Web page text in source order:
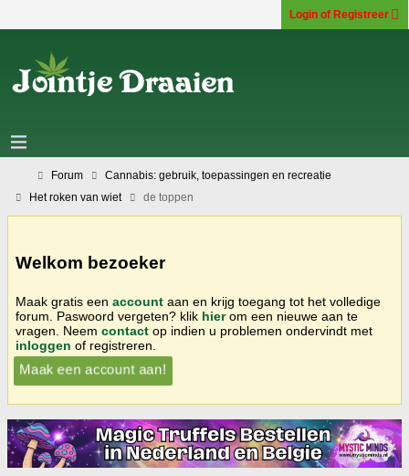
Login of Registreer
Forum
Cannabis: gebruik, toepassingen en recreatie
Het roken van wiet
de toppen
Welkom bezoeker
Maak gratis een account aan en krijg toegang tot het volledige
forum. Paswoord vergeten? klik hierom een nieuwe aan te
vragen. Neem contact op indien u problemen ondervindt met
inloggen of registreren.
Maak een account aan!